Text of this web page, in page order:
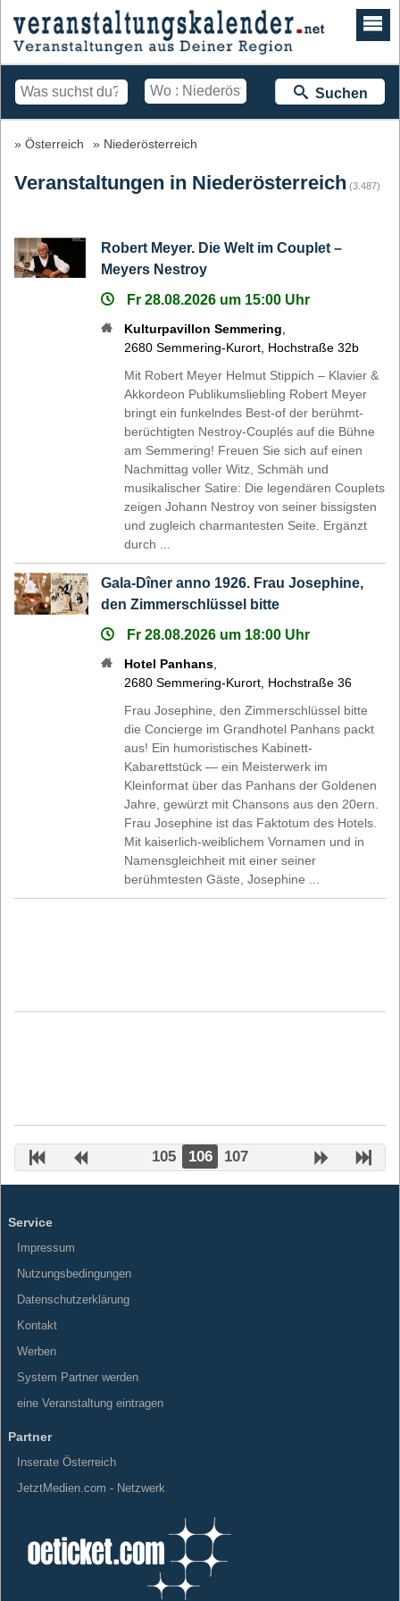
Suchen
Österreich Niederösterreich
Veranstaltungen in Niederösterreich (3.487)
Robert Meyer. Die Welt im Couplet –
Meyers Nestroy
Fr 28.08.2026 um 15:00 Uhr
Kulturpavillon Semmering
2680 Semmering-Kurort Hochstraße 32b
Mit Robert Meyer Helmut Stippich – Klavier &
Akkordeon Publikumsliebling Robert Meyer
bringt ein funkelndes Best-of der berühmt-
berüchtigten Nestroy-Couplés auf die Bühne
am Semmering! Freuen Sie sich auf einen
Nachmittag voller Witz, Schmäh und
musikalischer Satire: Die legendären Couplets
zeigen Johann Nestroy von seiner bissigsten
und zugleich charmantesten Seite. Ergänzt
durch ...
Gala-Dîner anno 1926. Frau Josephine,
den Zimmerschlüssel bitte
Fr 28.08.2026 um 18:00 Uhr
Hotel Panhans
2680 Semmering-Kurort Hochstraße 36
Frau Josephine, den Zimmerschlüssel bitte
die Concierge im Grandhotel Panhans packt
aus! Ein humoristisches Kabinett-
Kabarettstück — ein Meisterwerk im
Kleinformat über das Panhans der Goldenen
Jahre, gewürzt mit Chansons aus den 20ern.
Frau Josephine ist das Faktotum des Hotels.
Mit kaiserlich-weiblichem Vornamen und in
Namensgleichheit mit einer seiner
berühmtesten Gäste, Josephine ...
105 106 107
Service
Impressum
Nutzungsbedingungen
Datenschutzerklärung
Kontakt
Werben
System Partner werden
eine Veranstaltung eintragen
Partner
Inserate Österreich
JetztMedien.com - Netzwerk